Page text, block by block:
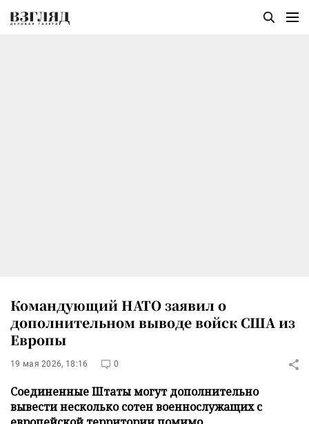
Командующий НАТО заявил о
дополнительном выводе войск США из
Европы
19 мая 2026, 18:16 0
Соединенные Штаты могут дополнительно
вывести несколько сотен военнослужащих с